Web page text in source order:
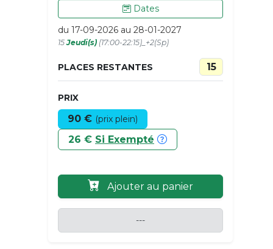
Dates
du 17-09-2026 au 28-01-2027
15Jeudi(s) (17:00-22:15)_+2(Sp)
PLACES RESTANTES 15
PRIX
90 € (prix plein)
26 € Si Exempté
Ajouter au panier
---